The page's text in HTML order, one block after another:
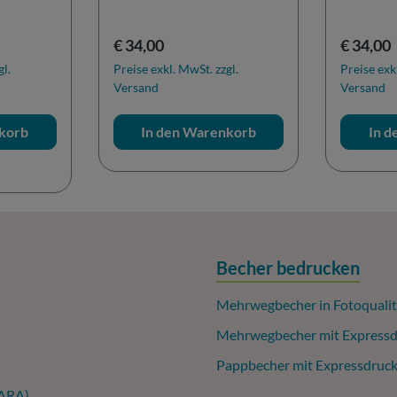
Regulärer Preis:
€ 34,00
Preise exkl. MwSt. zzgl.
Versand
In den Warenkorb
€ 34,00
Preise
Versand
In
Becher bedrucken
Mehrwegbecher in
Mehrwegbecher mit
Pappbecher mit Expressdruck